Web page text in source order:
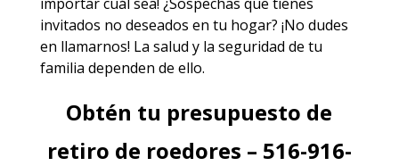
invitados no deseados en tu hogar? ¡No dudes
en llamarnos! La salud y la seguridad de tu
familia dependen de ello.
Obtén tu presupuesto de
retiro de roedores – 516-916-